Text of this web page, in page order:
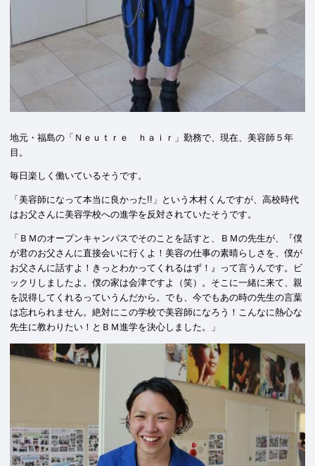
地元・福島の「Ｎｅｕｔｒｅ ｈａｉｒ」勤務で、現在、美容師５年
目。
毎日楽しく働いているそうです。
「美容師になって本当に良かった!!」という木村くんですが、高校時代
はお父さんに美容学校への進学を反対されていたそうです。
「ＢＭのオープンキャンパスでそのことを話すと、ＢＭの先生が、『僕
が君のお父さんに直接会いに行くよ！美容の仕事の素晴らしさを、僕が
お父さんに話すよ！きっとわかってくれるはず！』って言うんです。ビ
ックリしましたよ。僕の家は会津ですよ（笑）。そこに一緒に来て、親
を説得してくれるっていうんだから。でも、今でもあの時の先生の言葉
は忘れられません。絶対にこの学校で美容師になろう！こんなに熱心な
先生に教わりたい！とＢＭ進学を決心しました。」